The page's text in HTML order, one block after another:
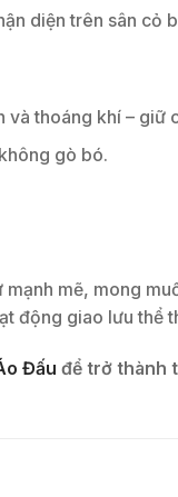
diện trên sân cỏ
và thoáng khí – giữ
gò bó.
mẽ, mong
động giao lưu thể
Đấu để trở thành